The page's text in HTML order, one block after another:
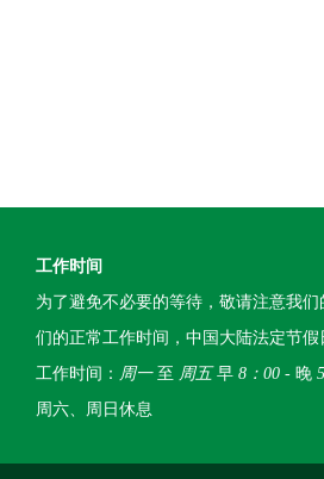
工作时间
为了避免不必要的等待，敬请注意我
们的正常工作时间，中国大陆法定节假
工作时间： 周一至 周五早 8：00 - 晚
周六、周日休息